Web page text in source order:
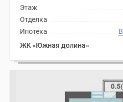
Этаж
Отделка
Ипотека
ЖК «Южная долина»